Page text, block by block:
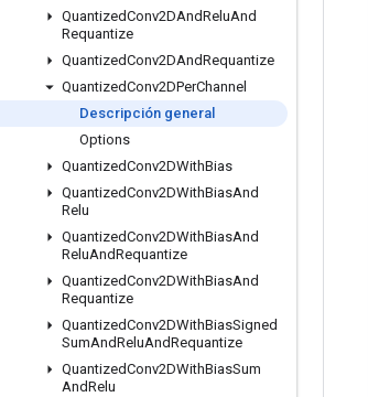
QuantizedConv2DAndReluAnd
Requantize
QuantizedConv2DAndRequantize
QuantizedConv2DPerChannel
Descripción general
Options
QuantizedConv2DWithBias
QuantizedConv2DWithBiasAnd
Relu
QuantizedConv2DWithBiasAnd
ReluAndRequantize
QuantizedConv2DWithBiasAnd
Requantize
QuantizedConv2DWithBiasSigned
SumAndReluAndRequantize
QuantizedConv2DWithBiasSum
AndRelu